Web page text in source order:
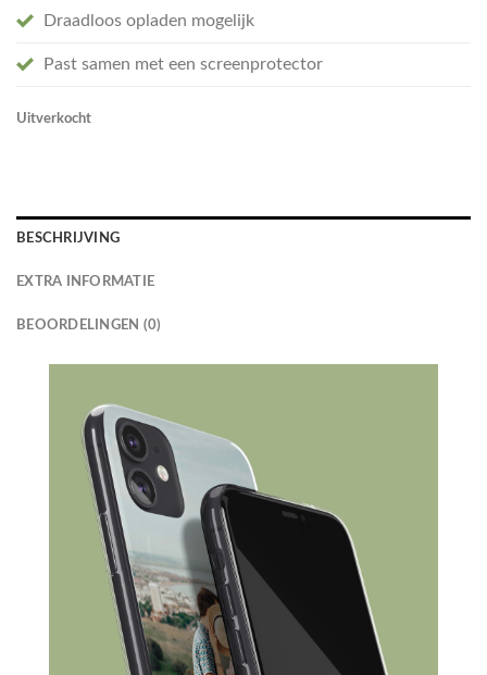
Draadloos opladen mogelijk
Past samen met een screenprotector
Uitverkocht
BESCHRIJVING
EXTRA INFORMATIE
BEOORDELINGEN (0)